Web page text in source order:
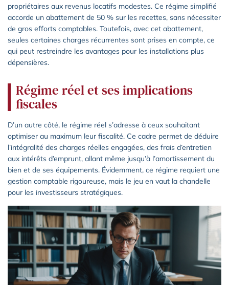
propriétaires aux revenus locatifs modestes. Ce régime simplifié
accorde un abattement de 50 % sur les recettes, sans nécessiter
de gros efforts comptables. Toutefois, avec cet abattement,
seules certaines charges récurrentes sont prises en compte, ce
qui peut restreindre les avantages pour les installations plus
dépensières.
Régime réel et ses implications
fiscales
D’un autre côté, le régime réel s’adresse à ceux souhaitant
optimiser au maximum leur fiscalité. Ce cadre permet de déduire
l’intégralité des charges réelles engagées, des frais d’entretien
aux intérêts d’emprunt, allant même jusqu’à l’amortissement du
bien et de ses équipements. Évidemment, ce régime requiert une
gestion comptable rigoureuse, mais le jeu en vaut la chandelle
pour les investisseurs stratégiques.